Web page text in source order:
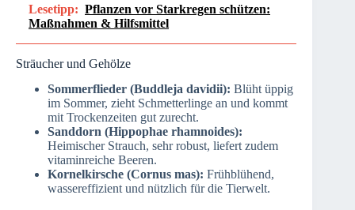
Lesetipp: Pflanzen vor Starkregen schützen:
Maßnahmen & Hilfsmittel
Sträucher und Gehölze
Sommerflieder (Buddleja davidii): Blüht üppig
im Sommer, zieht Schmetterlinge an und kommt
mit Trockenzeiten gut zurecht.
Sanddorn (Hippophae rhamnoides):
Heimischer Strauch, sehr robust, liefert zudem
vitaminreiche Beeren.
Kornelkirsche (Cornus mas): Frühblühend,
wassereffizient und nützlich für die Tierwelt.